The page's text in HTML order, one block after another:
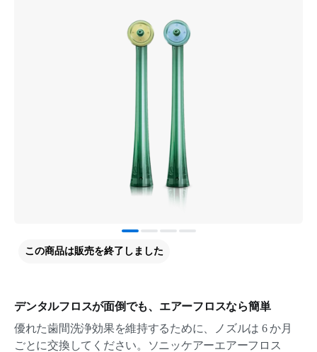
デンタルフロスが面倒でも、エアーフロスなら簡単
優れた歯間洗浄効果を維持するために、ノズルは 6 か月
ごとに交換してください。ソニッケアーエアーフロス
この商品は販売を終了しました